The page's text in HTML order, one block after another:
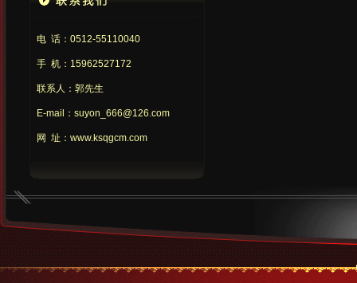
电 话：0512-55110040
手 机：15962527172
联系人：郭先生
E-mail：suyon_666@126.com
网 址：www.ksqgcm.com